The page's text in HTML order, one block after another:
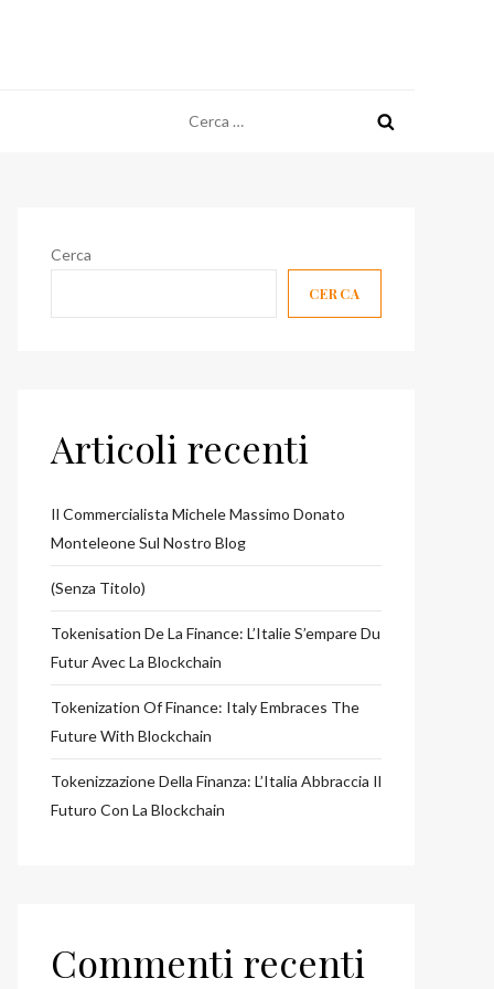
per:
Cerca
CERCA
Articoli recenti
Il Commercialista Michele Massimo Donato
Monteleone Sul Nostro Blog
(senza Titolo)
Tokenisation De La Finance: L’Italie S’empare Du
Futur Avec La Blockchain
Tokenization Of Finance: Italy Embraces The
Future With Blockchain
Tokenizzazione Della Finanza: L’Italia Abbraccia Il
Futuro Con La Blockchain
Commenti recenti